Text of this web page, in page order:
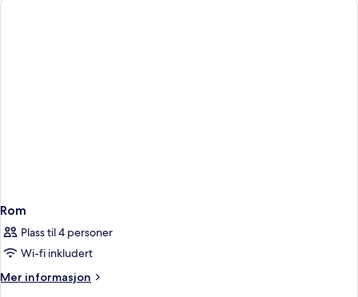
Rom
Plass til 4 personer
Wi-fi inkludert
Mer informasjon
Mer